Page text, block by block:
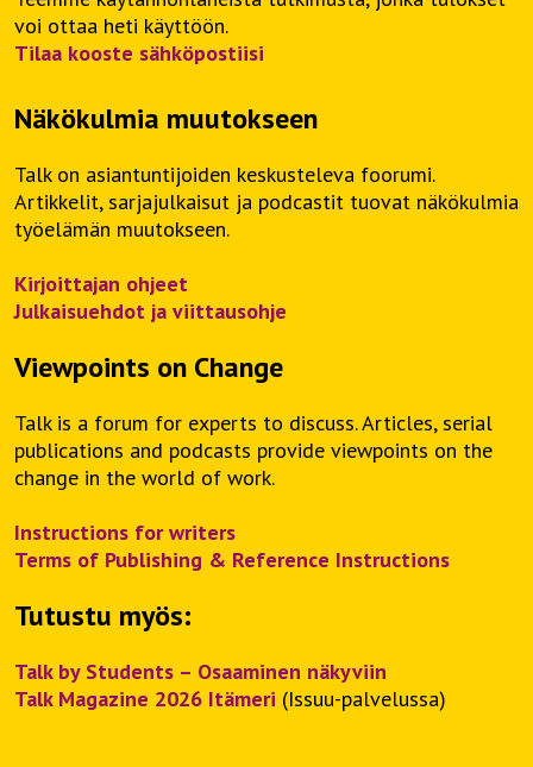
voi ottaa heti käyttöön.
Tilaa kooste sähköpostiisi
Näkökulmia muutokseen
Talk on asiantuntijoiden keskusteleva foorumi.
Artikkelit, sarjajulkaisut ja podcastit tuovat näkökulmia
työelämän muutokseen.
Kirjoittajan ohjeet
Julkaisuehdot ja viittausohje
Viewpoints on Change
Talk is a forum for experts to discuss. Articles, serial
publications and podcasts provide viewpoints on the
change in the world of work.
Instructions for writers
Terms of Publishing & Reference Instructions
Tutustu myös:
Talk by Students – Osaaminen näkyviin
Talk Magazine 2026 Itämeri (Issuu-palvelussa)